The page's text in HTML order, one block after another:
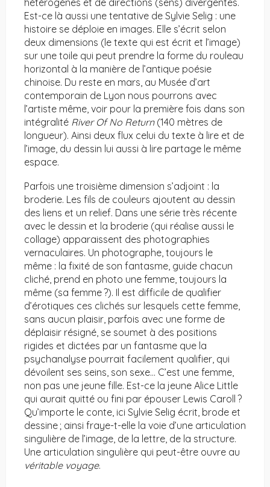
hétérogènes et de directions (sens) divergentes.
Est-ce là aussi une tentative de Sylvie Selig : une
histoire se déploie en images. Elle s’écrit selon
deux dimensions (le texte qui est écrit et l’image)
sur une toile qui peut prendre la forme du rouleau
horizontal à la manière de l’antique poésie
chinoise. Du reste en mars, au Musée d’art
contemporain de Lyon nous pourrons avec
l’artiste même, voir pour la première fois dans son
intégralité River Of No Return (140 mètres de
longueur). Ainsi deux flux celui du texte à lire et de
l’image, du dessin lui aussi à lire partage le même
espace.
Parfois une troisième dimension s’adjoint : la
broderie. Les fils de couleurs ajoutent au dessin
des liens et un relief. Dans une série très récente
avec le dessin et la broderie (qui réalise aussi le
collage) apparaissent des photographies
vernaculaires. Un photographe, toujours le
même : la fixité de son fantasme, guide chacun
cliché, prend en photo une femme, toujours la
même (sa femme ?). Il est difficile de qualifier
d’érotiques ces clichés sur lesquels cette femme,
sans aucun plaisir, parfois avec une forme de
déplaisir résigné, se soumet à des positions
rigides et dictées par un fantasme que la
psychanalyse pourrait facilement qualifier, qui
dévoilent ses seins, son sexe… C’est une femme,
non pas une jeune fille. Est-ce la jeune Alice Little
qui aurait quitté ou fini par épouser Lewis Caroll ?
Qu’importe le conte, ici Sylvie Selig écrit, brode et
dessine ; ainsi fraye-t-elle la voie d’une articulation
singulière de l’image, de la lettre, de la structure.
Une articulation singulière qui peut-être ouvre au
véritable voyage.